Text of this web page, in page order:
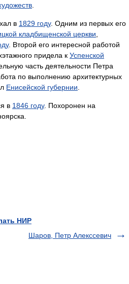
в 1829 году. Одним из первых его
кладбищенской церкви
. Второй его интересной работой
придела к Успенской
часть деятельности Петра
по выполнению архитектурных
Енисейской губернии
в 1846 году. Похоронен на
НИР
Шаров, Петр Алекссевич